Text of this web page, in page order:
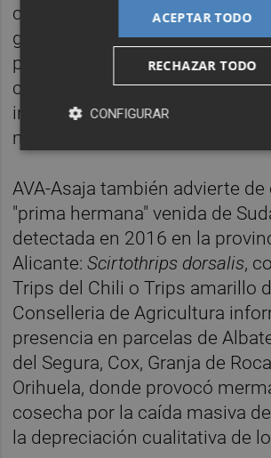
cicatriz grisácea con forma de
generalmente en la zona
pedúnculo, que se va
crecer el fruto, de tal manera
inservible para su
mercados.
AVA-Asaja también advierte de
"prima hermana" venida de
detectada en 2016 en la
Alicante:Scirtothrips dorsalis,
Trips del Chili o Trips amarillo
Conselleria de Agricultura
presencia en parcelas de
del Segura, Cox, Granja de
Orihuela, donde provocó
cosecha por la caída masiva
la depreciación cualitativa de
ACEPTAR TODO
RECHAZAR TODO
CONFIGURAR